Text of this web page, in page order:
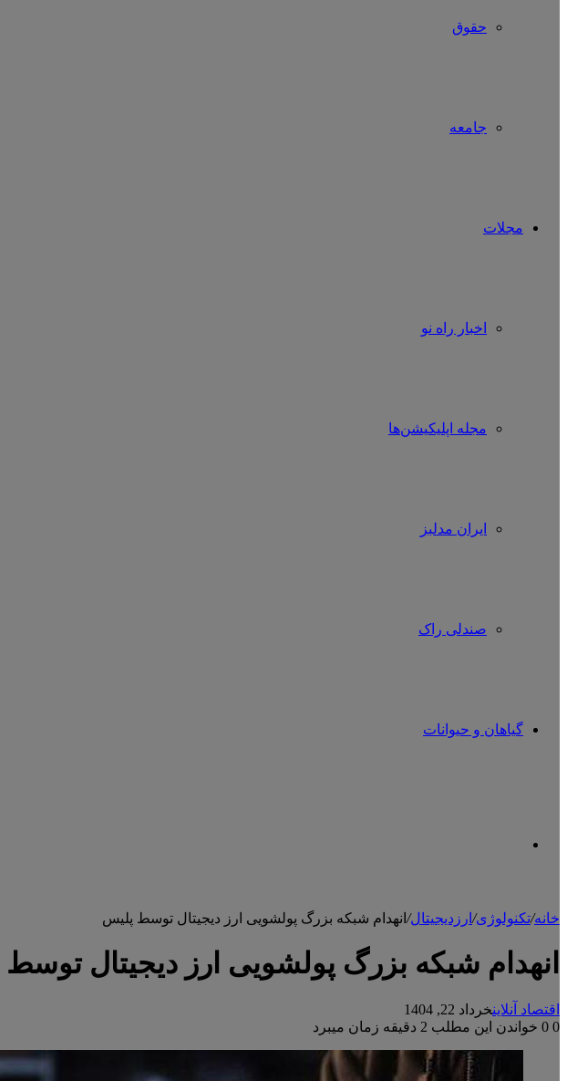
حقوق
جامعه
مجلات
اخبار راه نو
مجله اپلیکیشن‌ها
ایران مدلبز
صندلی راک
گیاهان و حیوانات
خانه/تکنولوژی/ ارزدیجیتال/ انهدام شبکه بزرگ پولشویی ارز دیجیتال توسط پلیس
انهدام شبکه بزرگ پولشویی ارز دیجیتال
اقتصاد آنلاینخرداد 22, 1404
0
خواندن این مطلب 2 دقیقه زمان میبرد